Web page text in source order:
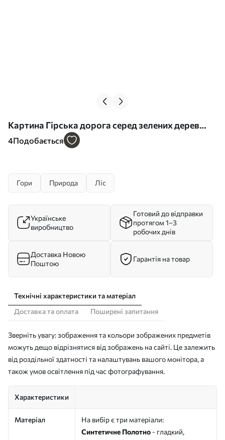
Картина Гірська дорога серед зелених дерев
Арт. s45525
4Подобається
Гори Природа Ліс
Українське
виробництво
Готовий до відправки
протягом 1–3
робочих днів
Доставка Новою
Поштою
Гарантія на товар
Технічні характеристики та матеріал
Доставка та оплата
Поширені запитання
Зверніть увагу: зображення та кольори зображених предметів
можуть дещо відрізнятися від зображень на сайті. Це залежить
від роздільної здатності та налаштувань вашого монітора, а
також умов освітлення під час фотографування.
Характеристики
Матеріал
На вибір є три матеріали:
Синтетичне Полотно - гладкий,